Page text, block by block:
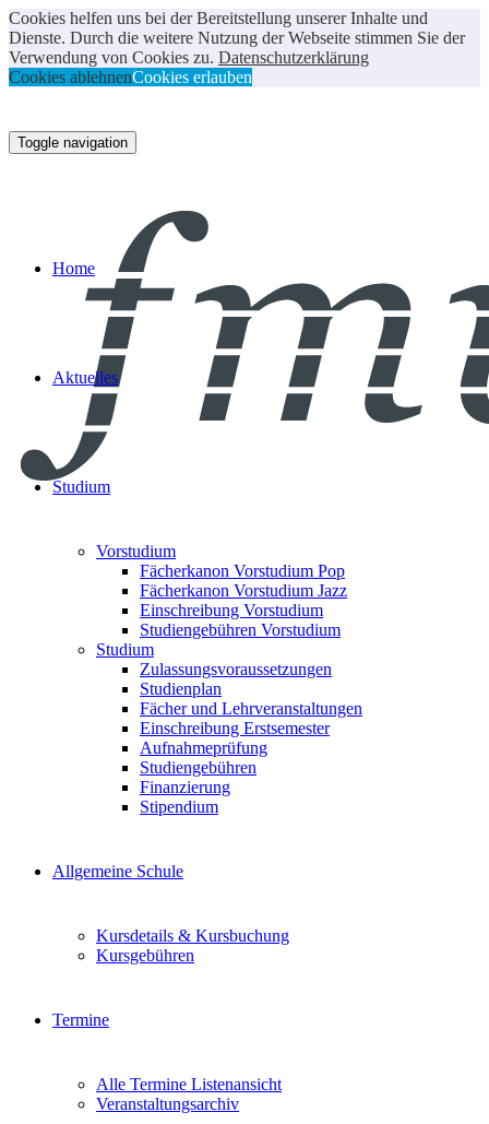
Cookies helfen uns bei der Bereitstellung unserer Inhalte und
Dienste. Durch die weitere Nutzung der Webseite stimmen Sie der
Verwendung von Cookies zu. Datenschutzerklärung
Cookies ablehnenCookies erlauben
Toggle navigation
Home
Aktuelles
Studium
Vorstudium
Fächerkanon Vorstudium Pop
Fächerkanon Vorstudium Jazz
Einschreibung Vorstudium
Studiengebühren Vorstudium
Studium
Zulassungsvoraussetzungen
Studienplan
Fächer und Lehrveranstaltungen
Einschreibung Erstsemester
Aufnahmeprüfung
Studiengebühren
Finanzierung
Stipendium
Allgemeine Schule
Kursdetails & Kursbuchung
Kursgebühren
Termine
Alle Termine Listenansicht
Veranstaltungsarchiv